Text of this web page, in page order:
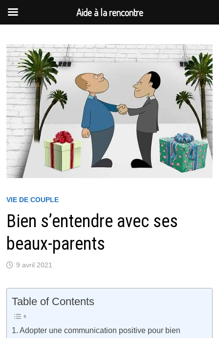
au
contenu
VIE DE COUPLE
Bien s’entendre avec ses
beaux-parents
9 avril 2021
Table of Contents
Adopter une communication positive pour bien
Aide à la rencontre